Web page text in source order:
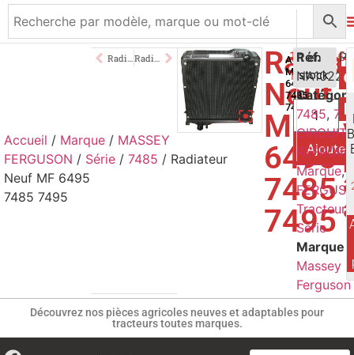
Accueil / Marque / MASSEY
FERGUSON / Série / 7485 / Radiateur
Neuf MF 6495
7485 7495
Neuf
MF
6495
7485
7495
Adaptable
MF
6495
7485
7495
1800,00€
TTC
1 en
stock
Ajouter
Réf.
NA1022
7485,
CIRCUIT
Marque,
Tracteur,
Série
Marque
Massey
Ferguson
Découvrez nos pièces agricoles neuves et adaptables pour
tracteurs toutes marques.